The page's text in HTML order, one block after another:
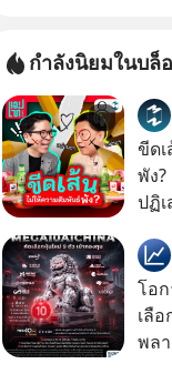
กำลังนิยมในบล็
ขีด
พัง
ปฏิ
ไม่
‘สร้
รอย
แอ
โอ
เลื
พลาย